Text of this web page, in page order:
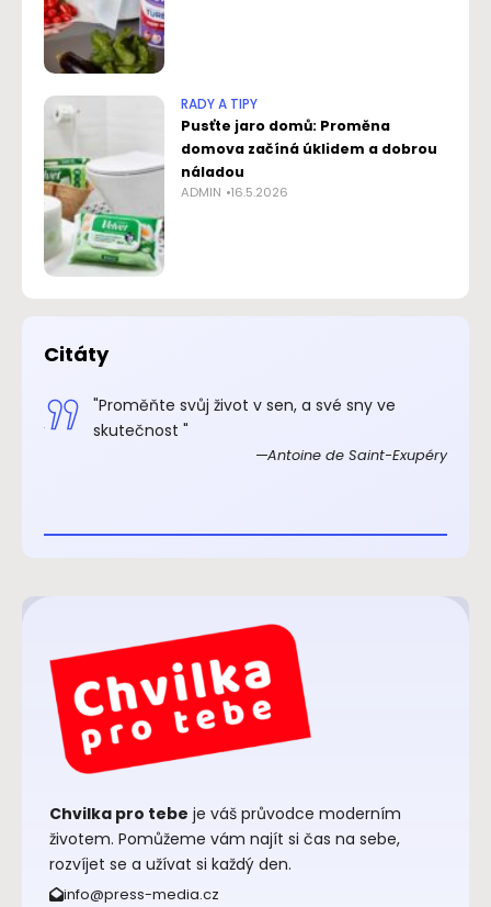
RADY A TIPY
Pusťte jaro domů: Proměna
domova začíná úklidem a dobrou
náladou
ADMIN 16.5.2026
Citáty
"Proměňte svůj život v sen, a své sny ve
skutečnost "
Antoine de Saint-Exupéry
Chvilka pro tebe je váš průvodce moderním
životem. Pomůžeme vám najít si čas na sebe,
rozvíjet se a užívat si každý den.
info@press-media.cz